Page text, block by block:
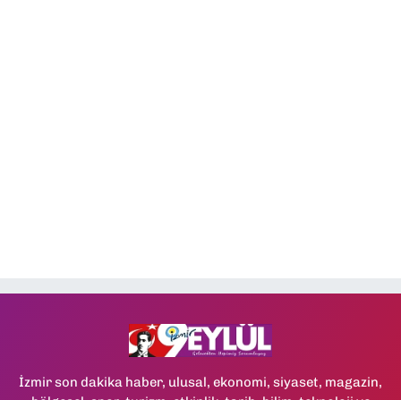
İzmir son dakika haber, ulusal, ekonomi, siyaset, magazin,